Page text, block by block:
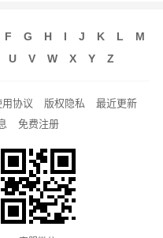
F G H I J K L
M
U V W X Y Z
用协议 版权隐私
最近更新
免费注册